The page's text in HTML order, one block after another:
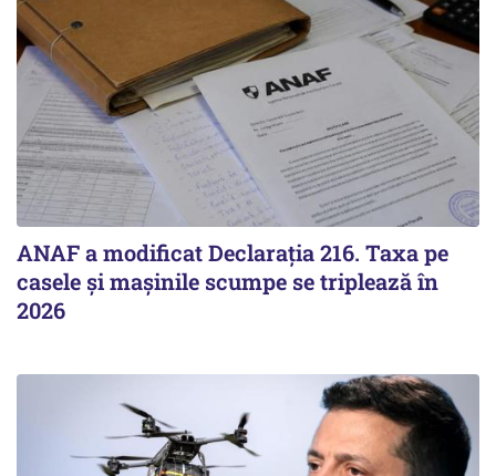
ANAF a modificat Declarația 216. Taxa pe
casele și mașinile scumpe se triplează în
2026